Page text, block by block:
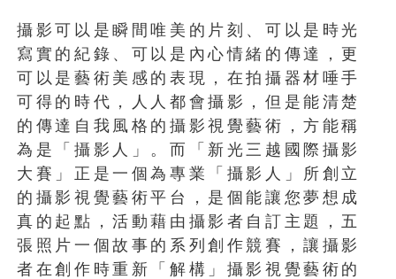
攝影可以是瞬間唯美的片刻、可以是時光
寫實的紀錄、可以是內心情緒的傳達，更
可以是藝術美感的表現，在拍攝器材唾手
可得的時代，人人都會攝影，但是能清楚
的傳達自我風格的攝影視覺藝術，方能稱
為是「攝影人」。而「新光三越國際攝影
大賽」正是一個為專業「攝影人」所創立
的攝影視覺藝術平台，是個能讓您夢想成
真的起點，活動藉由攝影者自訂主題，五
張照片一個故事的系列創作競賽，讓攝影
者在創作時重新「解構」攝影視覺藝術的